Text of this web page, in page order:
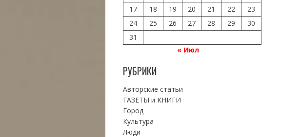
17
18 19 20 21 22
23
24
25 26 27 28 29
30
31
« Июл
РУБРИКИ
Авторские статьи
ГАЗЕТЫ и КНИГИ
Город
Культура
Люди